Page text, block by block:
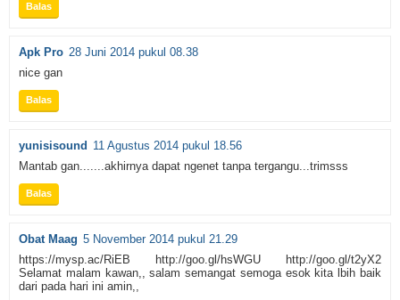
Balas
Apk Pro 28 Juni 2014 pukul 08.38
nice gan
Balas
yunisisound 11 Agustus 2014 pukul 18.56
Mantab gan.......akhirnya dapat ngenet tanpa tergangu...trimsss
Balas
Obat Maag 5 November 2014 pukul 21.29
https://mysp.ac/RiEB http://goo.gl/hsWGU http://goo.gl/t2yX2
Selamat malam kawan,, salam semangat semoga esok kita lbih baik
dari pada hari ini amin,,